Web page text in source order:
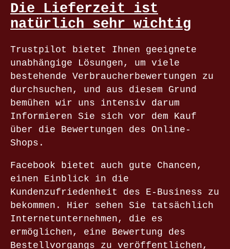
Die Lieferzeit ist
natürlich sehr wichtig
Trustpilot bietet Ihnen geeignete
unabhängige Lösungen, um viele
bestehende Verbraucherbewertungen zu
durchsuchen, und aus diesem Grund
bemühen wir uns intensiv darum
Informieren Sie sich vor dem Kauf
über die Bewertungen des Online-
Shops.
Facebook bietet auch gute Chancen,
einen Einblick in die
Kundenzufriedenheit des E-Business zu
bekommen. Hier sehen Sie tatsächlich
Internetunternehmen, die es
ermöglichen, eine Bewertung des
Bestellvorgangs zu veröffentlichen,